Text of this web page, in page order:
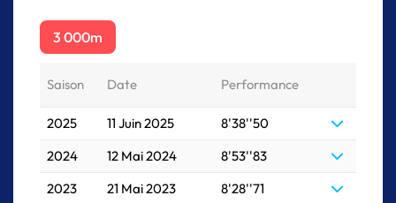
3 000m
Saison Date Performance
2025 11 Juin 2025
8'38''50
2024
12 Mai 2024
8'53''83
2023
21 Mai 2023
8'28''71